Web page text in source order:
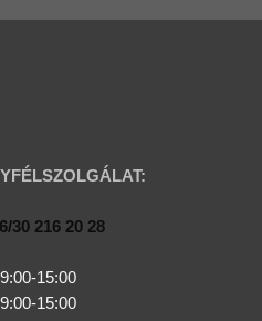
30 216 20 28
15:00
9:00-15:00